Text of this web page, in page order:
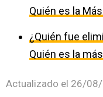
Quién es la
¿Quién fue
Quién es la
Actualizado el 26/08/